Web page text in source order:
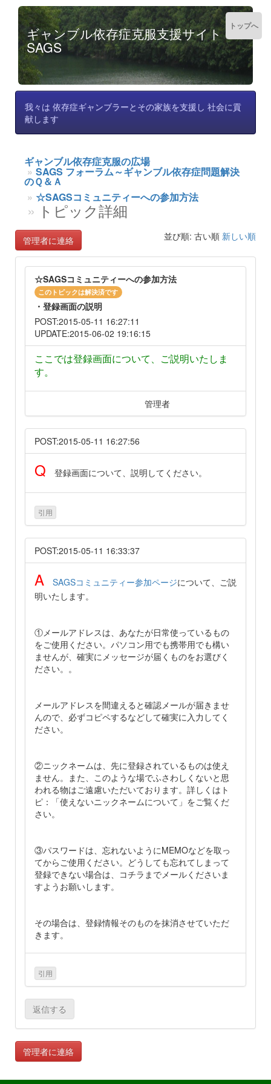
ギャンブル依存症克服支援サイト
SAGS
我々は 依存症ギャンブラーとその家族を支援し 社会に貢
献します
ギャンブル依存症克服の広場
SAGS フォーラム～ギャンブル依存症問題解決
のＱ＆Ａ
☆SAGSコミュニティーへの参加方法
トピック詳細
管理者に連絡 並び順: 古い順 新しい順
☆SAGSコミュニティーへの参加方法
このトピックは解決済です
・登録画面の説明
POST:2015-05-11 16:27:11
UPDATE:2015-06-02 19:16:15
ここでは登録画面について、ご説明いたしま
す。
管理者
POST:2015-05-11 16:27:56
Q 登録画面について、説明してください。
引用
POST:2015-05-11 16:33:37
A SAGSコミュニティー参加ページについて、ご説
明いたします。
①メールアドレスは、あなたが日常使っているもの
をご使用ください。パソコン用でも携帯用でも構い
ませんが、確実にメッセージが届くものをお選びく
ださい。。
メールアドレスを間違えると確認メールが届きませ
んので、必ずコピペするなどして確実に入力してく
ださい。
②ニックネームは、先に登録されているものは使え
ません。また、このような場でふさわしくないと思
われる物はご遠慮いただいております。詳しくはト
ピ：「使えないニックネームについて」をご覧くだ
さい。
③パスワードは、忘れないようにMEMOなどを取っ
てからご使用ください。どうしても忘れてしまって
登録できない場合は、コチラまでメールくださいま
すようお願いします。
その場合は、登録情報そのものを抹消させていただ
きます。
引用
返信する
管理者に連絡
トップへ